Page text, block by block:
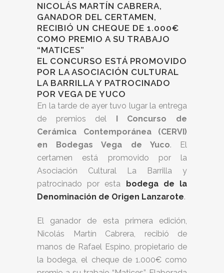
NICOLÁS MARTÍN CABRERA,
GANADOR DEL CERTAMEN,
RECIBIÓ UN CHEQUE DE 1.000€
COMO PREMIO A SU TRABAJO
“MATICES”
EL CONCURSO ESTÁ PROMOVIDO
POR LA ASOCIACIÓN CULTURAL
LA BARRILLA Y PATROCINADO
POR VEGA DE YUCO
En la tarde de ayer tuvo lugar la entrega
de premios del I Concurso de
Cerámica Contemporánea (CERVI)
en Bodegas Vega de Yuco. El
certamen está promovido por la
Asociación Cultural La Barrilla y
patrocinado por esta bodega de la
Denominación de Origen Lanzarote.
El ganador de esta primera edición,
Nicolás Martín Cabrera, recibió de
manos de Rafael Espino, propietario de
la bodega, el cheque de 1.000€ como